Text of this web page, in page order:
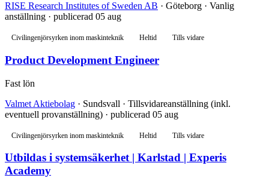
RISE Research Institutes of Sweden AB · Göteborg · Vanlig
anställning · publicerad 05 aug
Civilingenjörsyrken inom maskinteknik Heltid Tills vidare
Product Development Engineer
Fast lön
Valmet Aktiebolag · Sundsvall · Tillsvidareanställning (inkl.
eventuell provanställning) · publicerad 05 aug
Civilingenjörsyrken inom maskinteknik Heltid Tills vidare
Utbildas i systemsäkerhet | Karlstad | Experis
Academy